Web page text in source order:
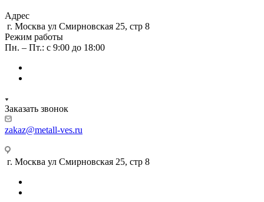
Адрес
г. Москва ул Смирновская 25, стр 8
Режим работы
Пн. – Пт.: с 9:00 до 18:00
Заказать звонок
zakaz@metall-ves.ru
г. Москва ул Смирновская 25, стр 8